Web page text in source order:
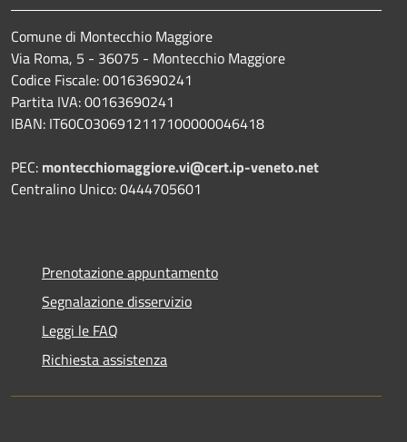
Comune di Montecchio Maggiore
Via Roma, 5 - 36075 - Montecchio Maggiore
Codice Fiscale: 00163690241
Partita IVA: 00163690241
IBAN: IT60C0306912117100000046418
PEC: montecchiomaggiore.vi@cert.ip-veneto.net
Centralino Unico: 0444705601
Prenotazione appuntamento
Segnalazione disservizio
Leggi le FAQ
Richiesta assistenza